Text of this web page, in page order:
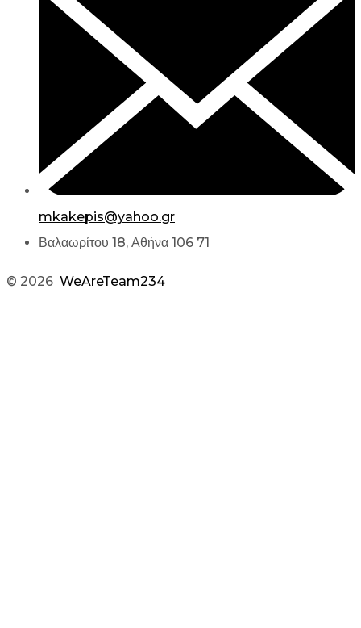
mkakepis@yahoo.gr
Βαλαωρίτου 18, Αθήνα 106 71
© 2026 WeAreTeam234